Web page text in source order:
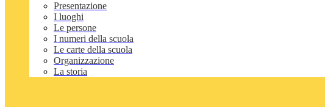
Presentazione
I luoghi
Le persone
I numeri della scuola
Le carte della scuola
Organizzazione
La storia